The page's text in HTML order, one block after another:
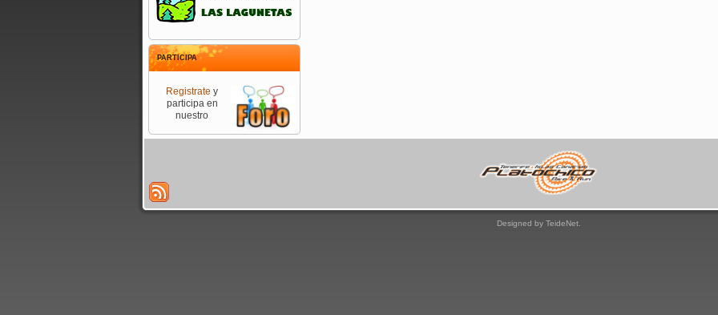
PARTICIPA
Registrate y
participa en
nuestro
Designed by TeideNet.